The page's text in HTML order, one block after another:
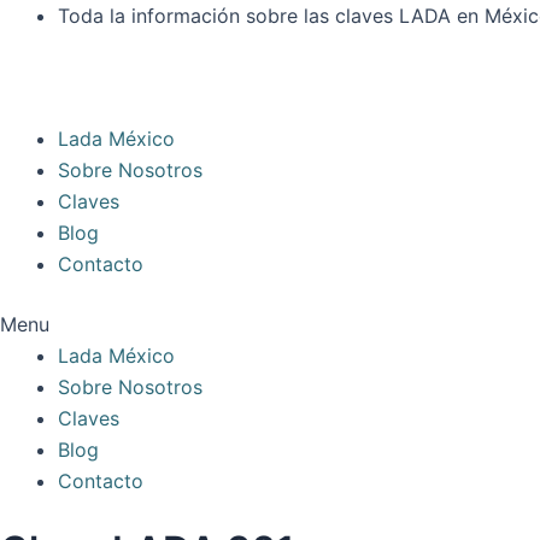
Toda la información sobre las claves LADA en
Lada México
Sobre Nosotros
Claves
Blog
Contacto
Menu
Lada México
Sobre Nosotros
Claves
Blog
Contacto